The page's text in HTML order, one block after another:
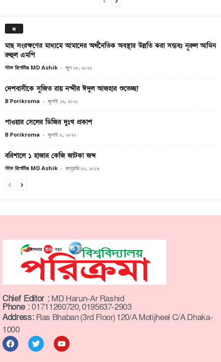
জ
মাছ সংরক্ষণের মাধ্যমে আমাদের অর্থনৈতিক অবস্থার উন্নতি করা সম্ভবঃ নূরুল আমিন
রুহুল এমপি
স্টাফ রিপোর্টারঃ MD Ashik - জুন ১৮, ২০২২
দেশবাসীকে সুজিত রায় নন্দীর ঈদুল আজহার শুভেচ্ছা
B Porikroma - জুলাই ১৯, ২০২১
পাওয়ার সেলের ডিজির দুঃখ প্রকাশ
B Porikroma - জুলাই ৫, ২০২২
বরিশালে ১ হাজার কেজি জাটকা জব্দ
স্টাফ রিপোর্টারঃ MD Ashik - জানুয়ারি ২০, ২০১৯
Chief Editor : MD Harun-Ar Rashid
Phone :01711260720, 0195637-2903
Address: Ras Bhaban (3rd Floor) 120/A Motijheel C/A Dhaka-
1000